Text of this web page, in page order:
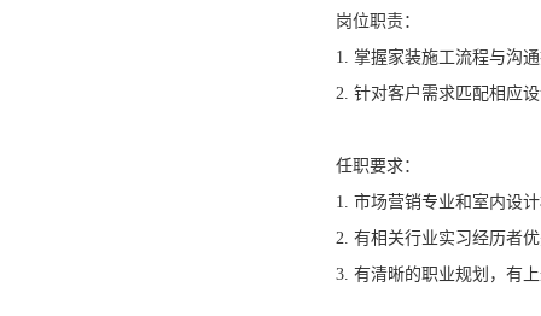
岗位职责：
1. 掌握家装施工流程与沟
2. 针对客户需求匹配相应
任职要求：
1. 市场营销专业和室内设
2. 有相关行业实习经历者
3. 有清晰的职业规划，有